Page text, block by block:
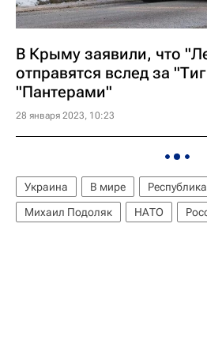
В Крыму заявили, что
отправятся вслед за
"Пантерами"
28 января 2023, 10:23
Украина В мире
Михаил Подоляк
НАТО